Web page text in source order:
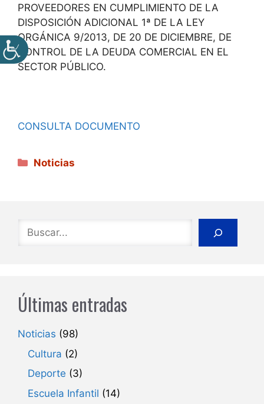
PROVEEDORES EN CUMPLIMIENTO DE LA
DISPOSICIÓN ADICIONAL 1ª DE LA LEY
ORGÁNICA 9/2013, DE 20 DE DICIEMBRE, DE
CONTROL DE LA DEUDA COMERCIAL EN EL
SECTOR PÚBLICO.
CONSULTA DOCUMENTO
Categorías
Noticias
Buscar
Últimas entradas
Noticias (98)
Cultura (2)
Deporte (3)
Escuela Infantil (14)